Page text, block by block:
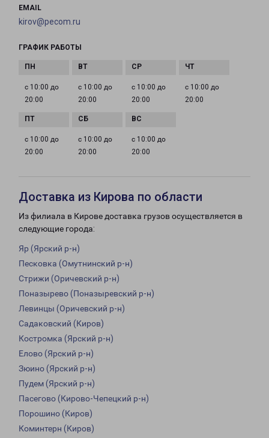
EMAIL
kirov@pecom.ru
ГРАФИК РАБОТЫ
с 10:00 до
20:00
с 10:00 до
20:00
с 10:00 до
20:00
с 10:00 до
20:00
с 10:00 до
20:00
с 10:00 до
20:00
с 10:00 до
20:00
Доставка из Кирова по области
Из филиала в Кирове доставка грузов осуществляется в
следующие города:
Яр (Ярский р-н)
Песковка (Омутнинский р-н)
Стрижи (Оричевский р-н)
Поназырево (Поназыревский р-н)
Левинцы (Оричевский р-н)
Садаковский (Киров)
Костромка (Ярский р-н)
Елово (Ярский р-н)
Зюино (Ярский р-н)
Пудем (Ярский р-н)
Пасегово (Кирово-Чепецкий р-н)
Порошино (Киров)
Коминтерн (Киров)